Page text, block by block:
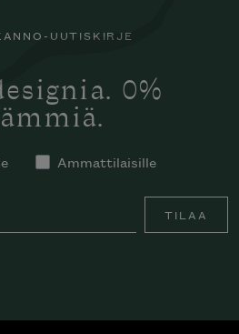
UUTISKIRJE
0%
Ammattilaisille
TILAA